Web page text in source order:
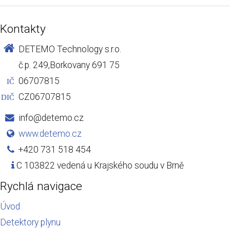
Kontakty
DETEMO Technology s.r.o.
č.p. 249,Borkovany 691 75
IČ 06707815
DIČ CZ06707815
info@detemo.cz
www.detemo.cz
+420 731 518 454
C 103822 vedená u Krajského soudu v Brně
Rychlá navigace
Úvod
Detektory plynu